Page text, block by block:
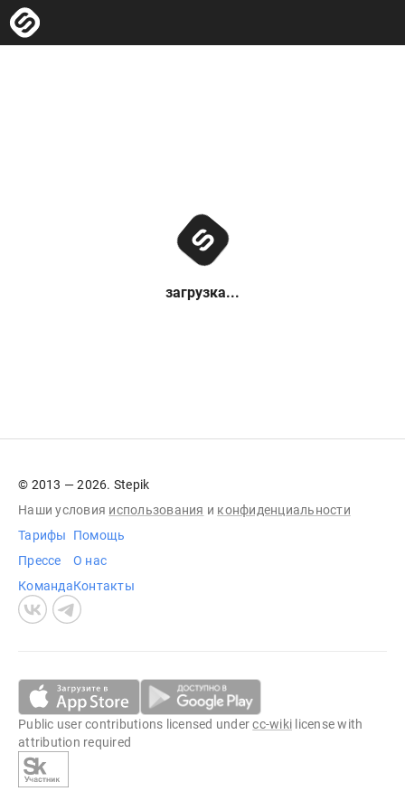
загрузка...
© 2013 — 2026. Stepik
Наши условия использования и конфиденциальности
Тарифы
Прессе
Команда
Помощь
О нас
Контакты
Public user contributions licensed undercc-wiki license with
attribution required